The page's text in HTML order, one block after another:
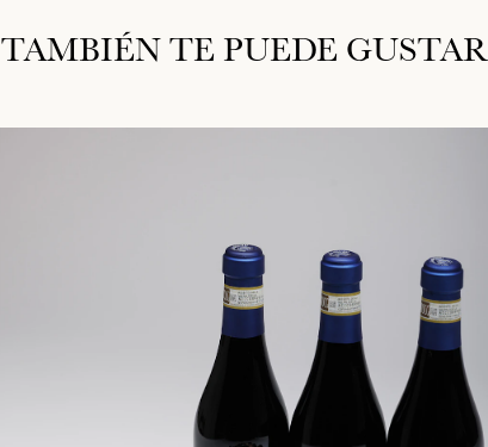
TAMBIÉN TE PUEDE GUSTAR